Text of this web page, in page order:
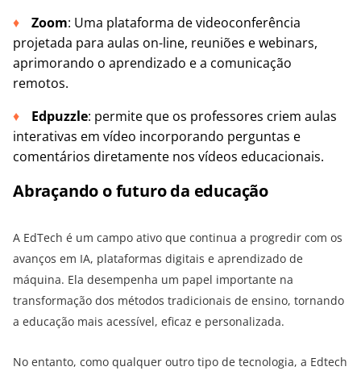
Zoom: Uma plataforma de videoconferência
projetada para aulas on-line, reuniões e webinars,
aprimorando o aprendizado e a comunicação
remotos.
Edpuzzle: permite que os professores criem aulas
interativas em vídeo incorporando perguntas e
comentários diretamente nos vídeos educacionais.
Abraçando o futuro da educação
A EdTech é um campo ativo que continua a progredir com os
avanços em IA, plataformas digitais e aprendizado de
máquina. Ela desempenha um papel importante na
transformação dos métodos tradicionais de ensino, tornando
a educação mais acessível, eficaz e personalizada.
No entanto, como qualquer outro tipo de tecnologia, a Edtech